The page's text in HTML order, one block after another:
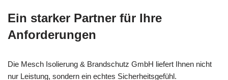
Ein starker Partner für Ihre
Anforderungen
Die Mesch Isolierung & Brandschutz GmbH liefert Ihnen nicht
nur Leistung, sondern ein echtes Sicherheitsgefühl.